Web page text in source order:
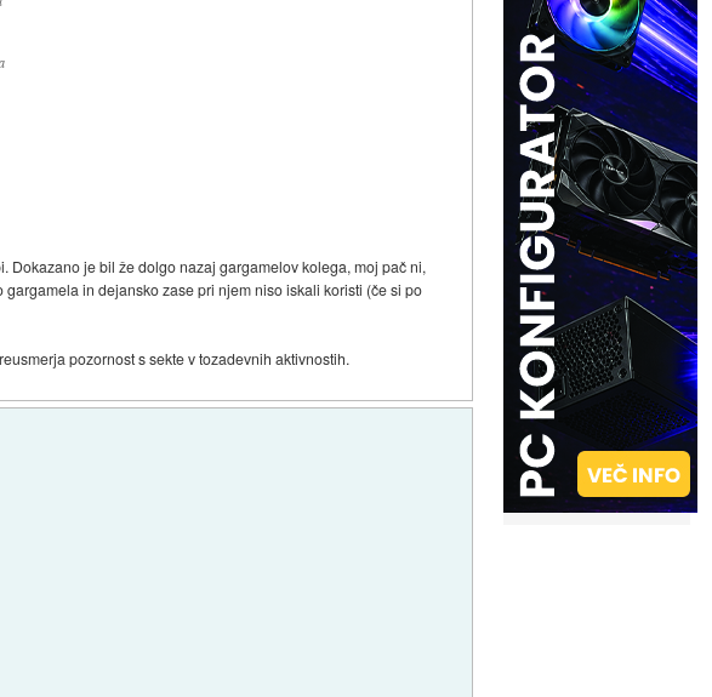
Dokazano je bil že dolgo nazaj gargamelov kolega, moj pač ni,
in dejansko zase pri njem niso iskali koristi (če si po
pozornost s sekte v tozadevnih aktivnostih.